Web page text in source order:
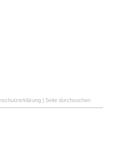
| Seite durchsuchen